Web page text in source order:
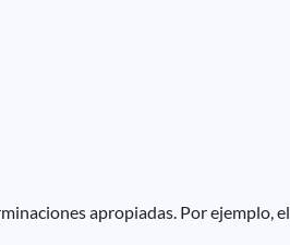
apropiadas. Por ejemplo, el